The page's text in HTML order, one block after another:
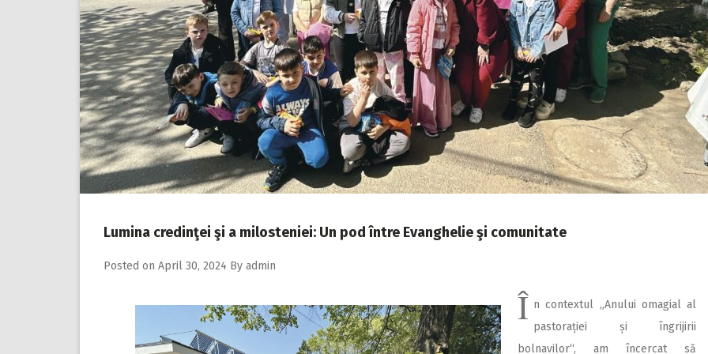
Lumina credinţei şi a milosteniei: Un pod între Evanghelie şi comunitate
Posted on April 30, 2024 By admin
Î n contextul „Anului omagial al
pastorației și îngrijirii
bolnavilor“, am încercat să